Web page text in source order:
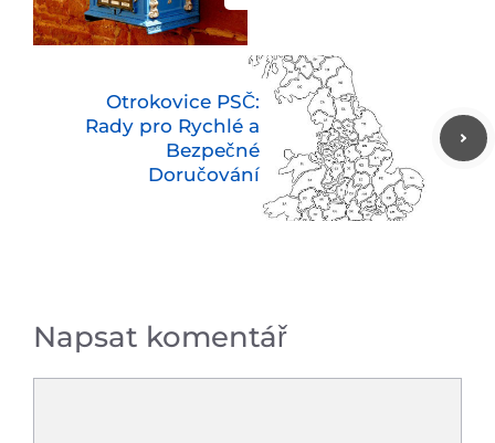
Otrokovice PSČ:
Rady pro Rychlé a
Bezpečné
Doručování
Napsat komentář